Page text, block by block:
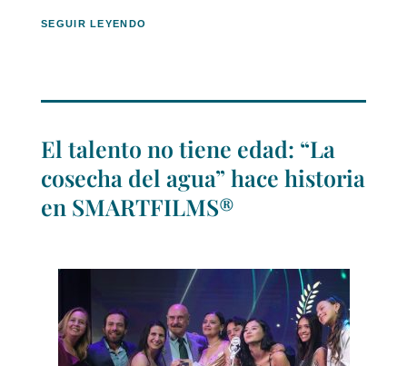
SEGUIR LEYENDO
El talento no tiene edad: “La
cosecha del agua” hace historia
en SMARTFILMS®